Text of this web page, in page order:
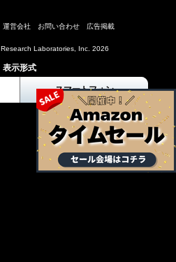
運営会社 お問い合わせ 広告掲載
Laboratories, Inc. 2026
表示形式
スマートフォン